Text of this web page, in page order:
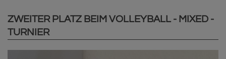
ZWEITER PLATZ BEIM VOLLEYBALL - MIXED -
TURNIER